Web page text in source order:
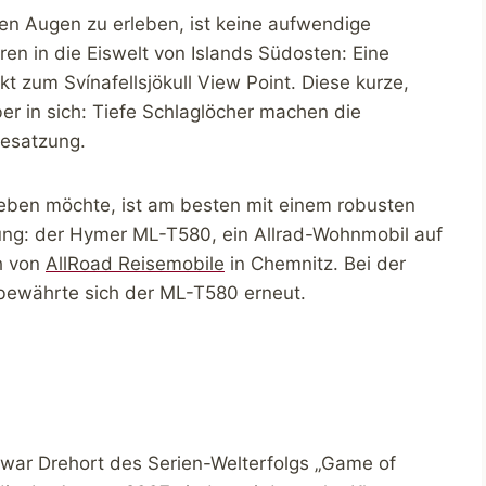
Augen zu erleben, ist keine aufwendige
in die Eiswelt von Islands Südosten: Eine
zum Svínafellsjökull View Point. Diese kurze,
in sich: Tiefe Schlaglöcher machen die
möchte, ist am besten mit einem robusten
der Hymer ML-T580, ein Allrad-Wohnmobil auf
von AllRoad Reisemobile in Chemnitz. Bei der
sich der ML-T580 erneut.
Drehort des Serien-Welterfolgs „Game of